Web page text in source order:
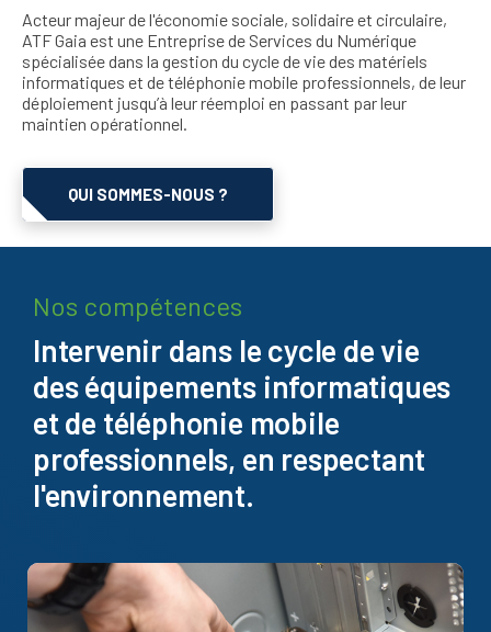
Acteur majeur de l'économie sociale, solidaire et circulaire,
ATF Gaia est une Entreprise de Services du Numérique
spécialisée dans la gestion du cycle de vie des matériels
informatiques et de téléphonie mobile professionnels, de leur
déploiement jusqu’à leur réemploi en passant par leur
maintien opérationnel.
QUI SOMMES-NOUS ?
Nos compétences
Intervenir dans le cycle de vie
des équipements informatiques
et de téléphonie mobile
professionnels, en respectant
l'environnement.